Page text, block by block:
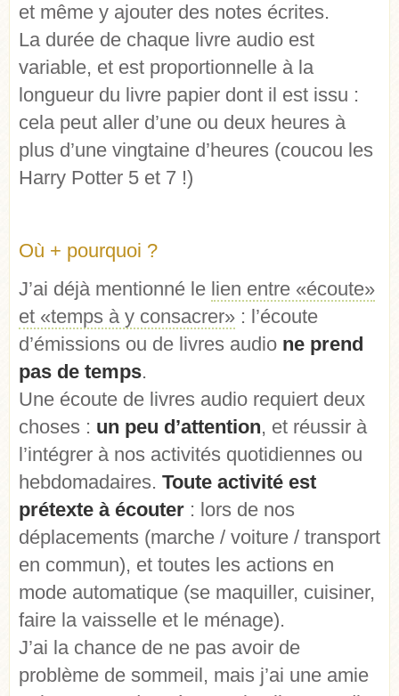
et même y ajouter des notes écrites.
La durée de chaque livre audio est
variable, et est proportionnelle à la
longueur du livre papier dont il est issu :
cela peut aller d’une ou deux heures à
plus d’une vingtaine d’heures (coucou les
Harry Potter 5 et 7 !)
Où + pourquoi ?
J’ai déjà mentionné le lien entre «écoute»
et «temps à y consacrer» : l’écoute
d’émissions ou de livres audio ne prend
pas de temps.
Une écoute de livres audio requiert deux
choses : un peu d’attention, et réussir à
l’intégrer à nos activités quotidiennes ou
hebdomadaires. Toute activité est
prétexte à écouter : lors de nos
déplacements (marche / voiture / transport
en commun), et toutes les actions en
mode automatique (se maquiller, cuisiner,
faire la vaisselle et le ménage).
J’ai la chance de ne pas avoir de
problème de sommeil, mais j’ai une amie